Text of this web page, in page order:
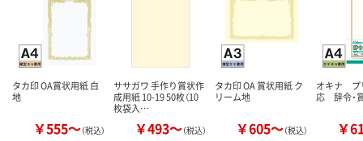
タカ印 OA賞状用紙 白
地
￥555～（税込）
ササガワ 手作り賞状作
成用紙 10-19 50枚（10
枚袋入…
￥493～（税込）
タカ印 OA 賞状用紙 ク
リーム地
￥605～（税込）
オキナ プ
応 辞令・
￥